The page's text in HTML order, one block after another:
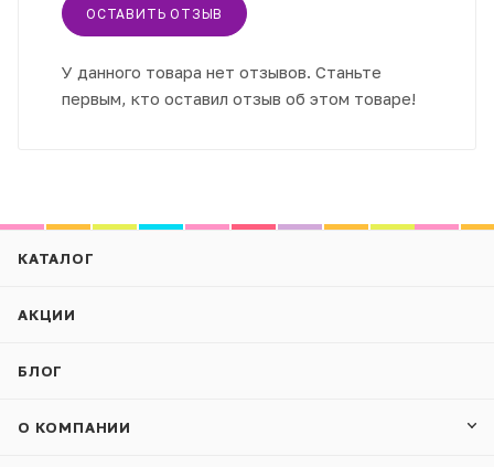
ОСТАВИТЬ ОТЗЫВ
У данного товара нет отзывов. Станьте
первым, кто оставил отзыв об этом товаре!
КАТАЛОГ
АКЦИИ
БЛОГ
О КОМПАНИИ